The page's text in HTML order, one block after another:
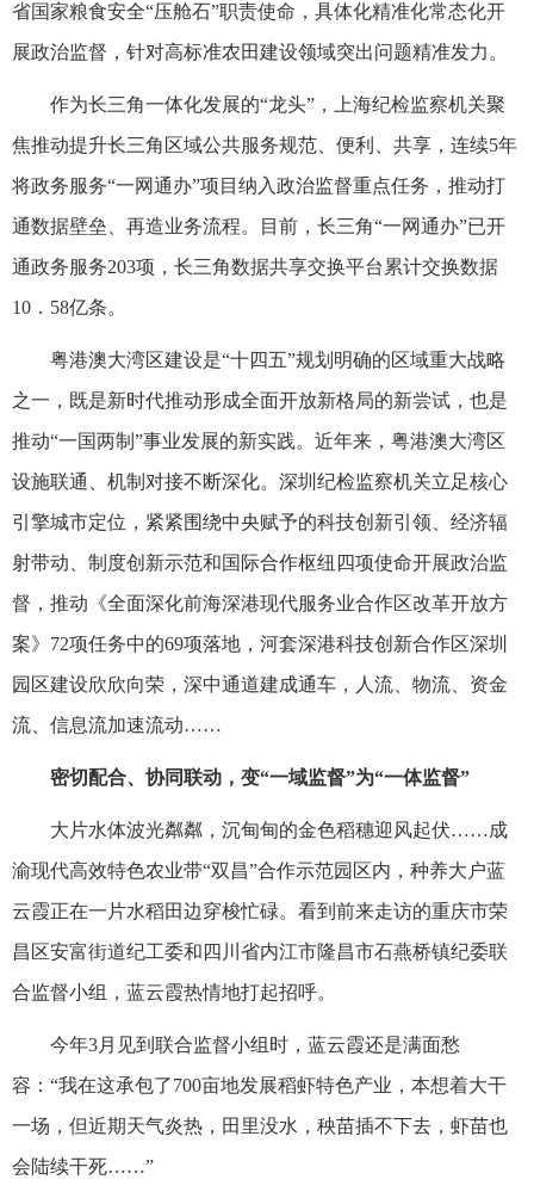
省国家粮食安全“压舱石”职责使命，具体化精准化常态化开
展政治监督，针对高标准农田建设领域突出问题精准发力。
作为长三角一体化发展的“龙头”，上海纪检监察机关聚
焦推动提升长三角区域公共服务规范、便利、共享，连续5年
将政务服务“一网通办”项目纳入政治监督重点任务，推动打
通数据壁垒、再造业务流程。目前，长三角“一网通办”已开
通政务服务203项，长三角数据共享交换平台累计交换数据
10．58亿条。
粤港澳大湾区建设是“十四五”规划明确的区域重大战略
之一，既是新时代推动形成全面开放新格局的新尝试，也是
推动“一国两制”事业发展的新实践。近年来，粤港澳大湾区
设施联通、机制对接不断深化。深圳纪检监察机关立足核心
引擎城市定位，紧紧围绕中央赋予的科技创新引领、经济辐
射带动、制度创新示范和国际合作枢纽四项使命开展政治监
督，推动《全面深化前海深港现代服务业合作区改革开放方
案》72项任务中的69项落地，河套深港科技创新合作区深圳
园区建设欣欣向荣，深中通道建成通车，人流、物流、资金
流、信息流加速流动……
密切配合、协同联动，变“一域监督”为“一体监督”
大片水体波光粼粼，沉甸甸的金色稻穗迎风起伏……成
渝现代高效特色农业带“双昌”合作示范园区内，种养大户蓝
云霞正在一片水稻田边穿梭忙碌。看到前来走访的重庆市荣
昌区安富街道纪工委和四川省内江市隆昌市石燕桥镇纪委联
合监督小组，蓝云霞热情地打起招呼。
今年3月见到联合监督小组时，蓝云霞还是满面愁
容：“我在这承包了700亩地发展稻虾特色产业，本想着大干
一场，但近期天气炎热，田里没水，秧苗插不下去，虾苗也
会陆续干死……”